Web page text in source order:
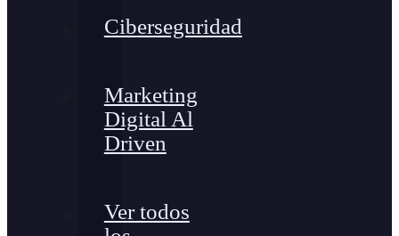
Ciberseguridad
Marketing
Digital Al
Driven
Ver todos